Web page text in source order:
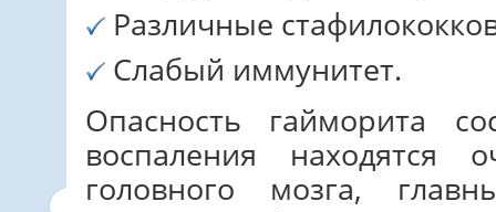
Различные
Слабый иммунитет.
Опасность гайморита
воспаления находятся
головного мозга,